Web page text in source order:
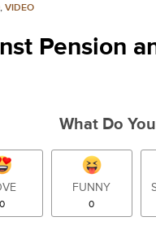
, VIDEO
Pension
What Do
0
FUNNY
0